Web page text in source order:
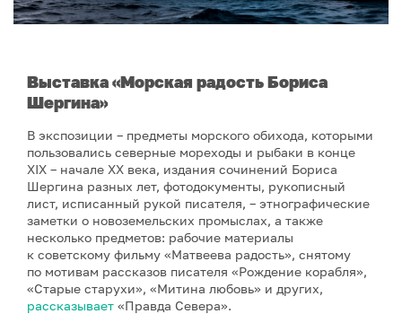
Выставка «Морская радость Бориса
Шергина»
В экспозиции – предметы морского обихода, которыми
пользовались северные мореходы и рыбаки в конце
XIX – начале XX века, издания сочинений Бориса
Шергина разных лет, фотодокументы, рукописный
лист, исписанный рукой писателя, – этнографические
заметки о новоземельских промыслах, а также
несколько предметов: рабочие материалы
к советскому фильму «Матвеева радость», снятому
по мотивам рассказов писателя «Рождение корабля»,
«Старые старухи», «Митина любовь» и других,
рассказывает «Правда Севера».